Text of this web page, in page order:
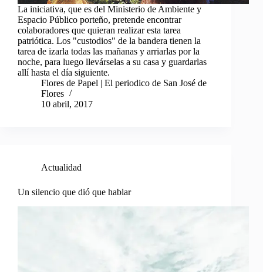
La iniciativa, que es del Ministerio de Ambiente y
Espacio Público porteño, pretende encontrar
colaboradores que quieran realizar esta tarea
patriótica. Los "custodios" de la bandera tienen la
tarea de izarla todas las mañanas y arriarlas por la
noche, para luego llevárselas a su casa y guardarlas
allí hasta el día siguiente.
Flores de Papel | El periodico de San José de
Flores
10 abril, 2017
Actualidad
Un silencio que dió que hablar